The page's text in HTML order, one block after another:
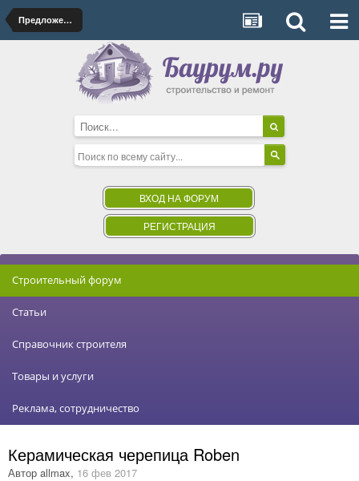
Предложения от фирм
ВХОД НА ФОРУМ
РЕГИСТРАЦИЯ
Строительный форум
Статьи
Справочник строителя
Товары и услуги
Реклама, сотрудничество
Керамическая черепица Roben
Автор allmax, 16 фев 2017